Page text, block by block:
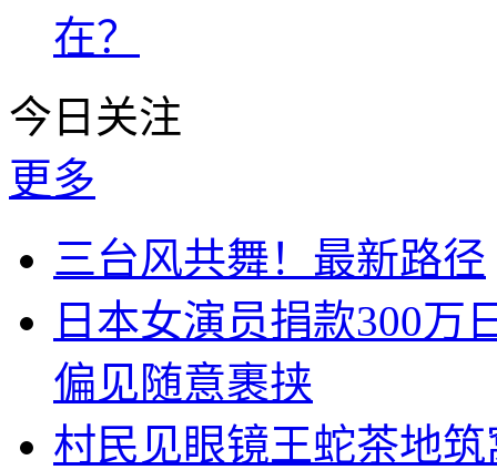
在？
今日关注
更多
三台风共舞！最新路径
日本女演员捐款300万
偏见随意裹挟
村民见眼镜王蛇茶地